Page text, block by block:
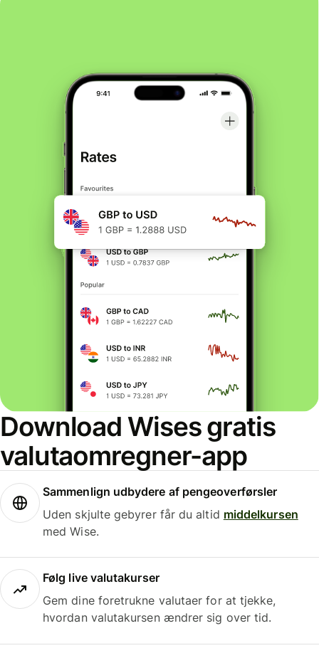
Download Wises gratis
valutaomregner-app
Sammenlign udbydere af pengeoverførsler
Uden skjulte gebyrer får du altid middelkursen
med Wise.
Følg live valutakurser
Gem dine foretrukne valutaer for at tjekke,
hvordan valutakursen ændrer sig over tid.